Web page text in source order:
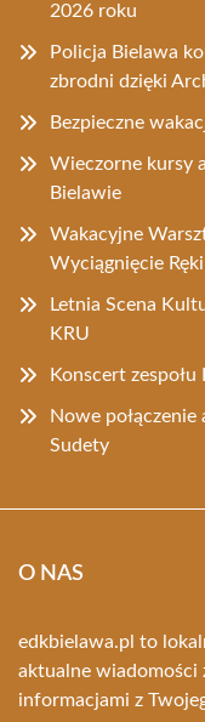
2026 roku
Policja Bielawa
zbrodni dzięki
Bezpieczne
Wieczorne kursy
Bielawie
Wakacyjne
Wyciągnięcie Ręki
Letnia Scena
KRU
Konscert
Nowe
Sudety
O NAS
edkbielawa.pl to
aktualne wiadomości
informacjami z